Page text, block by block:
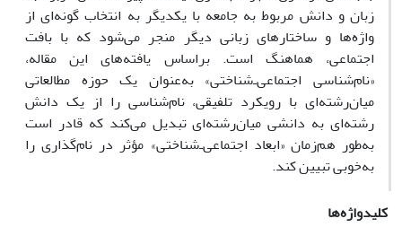
زبان و دانش مربوط به جامعه با یکدیگر به انتخاب گونه‌ای از
واژه‌ها و ساختارهای زبانی دیگر منجر می‌شود که با بافت
اجتماعی، هماهنگ است. براساس یافته‌های این مقاله،
«نام‌شناسی اجتماعی‌ـ‌شناختی» به‌عنوان یک حوزه مطالعاتی
میان‌رشته‌ای با رویکرد تلفیقی، نام‌شناسی را از یک دانش
رشته‌ای به دانشی میان‌رشته‌ای تبدیل می‌کند که قادر است
به‌طور هم‌زمان «ابعاد اجتماعی‌ـ‌شناختی» مؤثر در نام‌گذاری را
به‌خوبی تبیین کند.
کلیدواژه‌ها